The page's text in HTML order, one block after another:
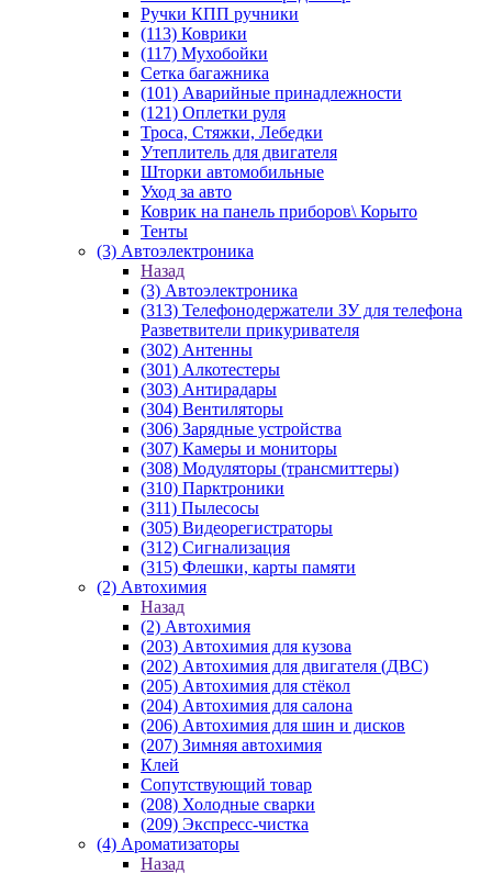
Ручки КПП ручники
(113) Коврики
(117) Мухобойки
Сетка багажника
(101) Аварийные принадлежности
(121) Оплетки руля
Троса, Стяжки, Лебедки
Утеплитель для двигателя
Шторки автомобильные
Уход за авто
Коврик на панель приборов\ Корыто
Тенты
(3) Автоэлектроника
Назад
(3) Автоэлектроника
(313) Телефонодержатели ЗУ для телефона
Разветвители прикуривателя
(302) Антенны
(301) Алкотестеры
(303) Антирадары
(304) Вентиляторы
(306) Зарядные устройства
(307) Камеры и мониторы
(308) Модуляторы (трансмиттеры)
(310) Парктроники
(311) Пылесосы
(305) Видеорегистраторы
(312) Сигнализация
(315) Флешки, карты памяти
(2) Автохимия
Назад
(2) Автохимия
(203) Автохимия для кузова
(202) Автохимия для двигателя (ДВС)
(205) Автохимия для стёкол
(204) Автохимия для салона
(206) Автохимия для шин и дисков
(207) Зимняя автохимия
Клей
Сопутствующий товар
(208) Холодные сварки
(209) Экспреcс-чистка
(4) Ароматизаторы
Назад